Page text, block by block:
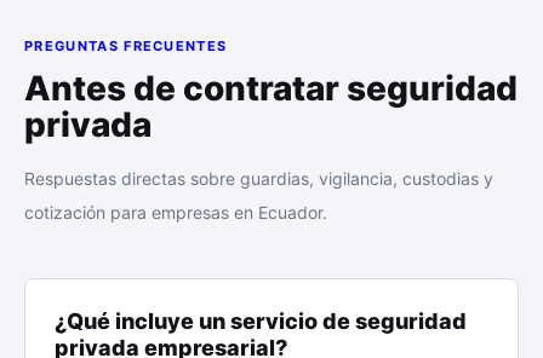
PREGUNTAS FRECUENTES
Antes de contratar seguridad
privada
Respuestas directas sobre guardias, vigilancia, custodias y
cotización para empresas en Ecuador.
¿Qué incluye un servicio de seguridad
privada empresarial?